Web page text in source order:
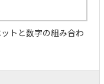
トと数字の組み合わ